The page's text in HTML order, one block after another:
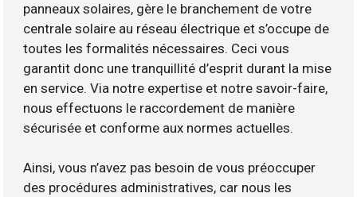
panneaux solaires, gère le branchement de votre
centrale solaire au réseau électrique et s’occupe de
toutes les formalités nécessaires. Ceci vous
garantit donc une tranquillité d’esprit durant la mise
en service. Via notre expertise et notre savoir-faire,
nous effectuons le raccordement de manière
sécurisée et conforme aux normes actuelles.
Ainsi, vous n’avez pas besoin de vous préoccuper
des procédures administratives, car nous les